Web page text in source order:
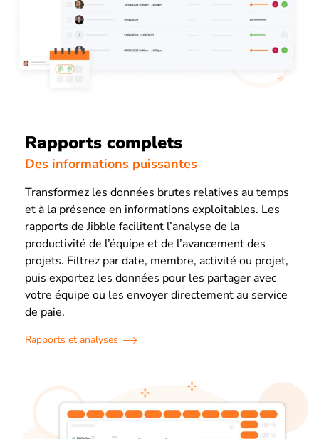
Rapports complets
Des informations puissantes
Transformez les données brutes relatives au temps
et à la présence en informations exploitables. Les
rapports de Jibble facilitent l’analyse de la
productivité de l’équipe et de l’avancement des
projets. Filtrez par date, membre, activité ou projet,
puis exportez les données pour les partager avec
votre équipe ou les envoyer directement au service
de paie.
Rapports et analyses